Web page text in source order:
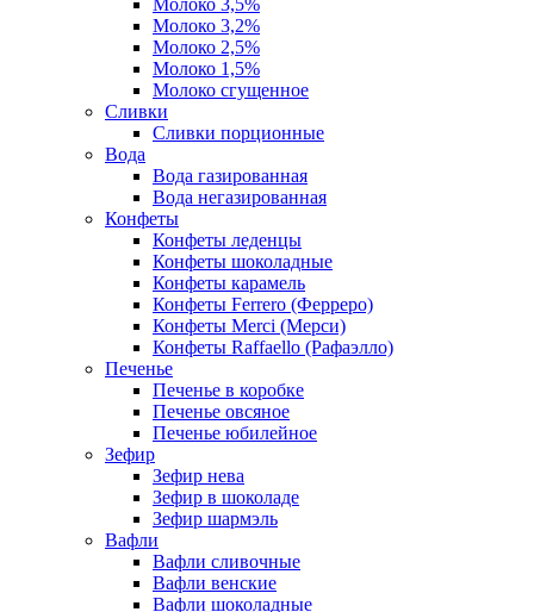
Молоко 3,5%
Молоко 3,2%
Молоко 2,5%
Молоко 1,5%
Молоко сгущенное
Сливки
Сливки порционные
Вода
Вода газированная
Вода негазированная
Конфеты
Конфеты леденцы
Конфеты шоколадные
Конфеты карамель
Конфеты Ferrero (Ферреро)
Конфеты Merci (Мерси)
Конфеты Raffaello (Рафаэлло)
Печенье
Печенье в коробке
Печенье овсяное
Печенье юбилейное
Зефир
Зефир нева
Зефир в шоколаде
Зефир шармэль
Вафли
Вафли сливочные
Вафли венские
Вафли шоколадные